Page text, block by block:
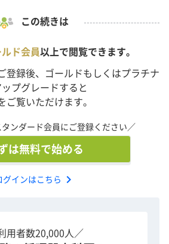
この続きは
ルド会員以上で閲覧できます。
登録後、ゴールドもしくはプラチナ
ップグレードすると
ご覧いただけます。
タンダード会員にご登録ください／
は無料で始める
グインはこちら chevron_right
用者数20,000人／